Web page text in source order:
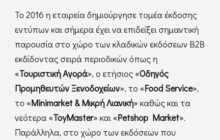
Το 2016 η εταιρεία δημιούργησε τομέα έκδοσης
εντύπων και σήμερα έχει να επιδείξει σημαντική
παρουσία στο χώρο των κλαδικών εκδόσεων B2B
εκδίδοντας σειρά περιοδικών όπως η
«Τουριστική Αγορά», ο ετήσιος «Οδηγός
Προμηθευτών Ξενοδοχείων», το «Food Service»,
το «Minimarket & Μικρή Λιανική» καθώς και τα
νεότερα «ToyMaster» και «Petshop Market».
Παράλληλα, στο χώρο των εκδόσεων που